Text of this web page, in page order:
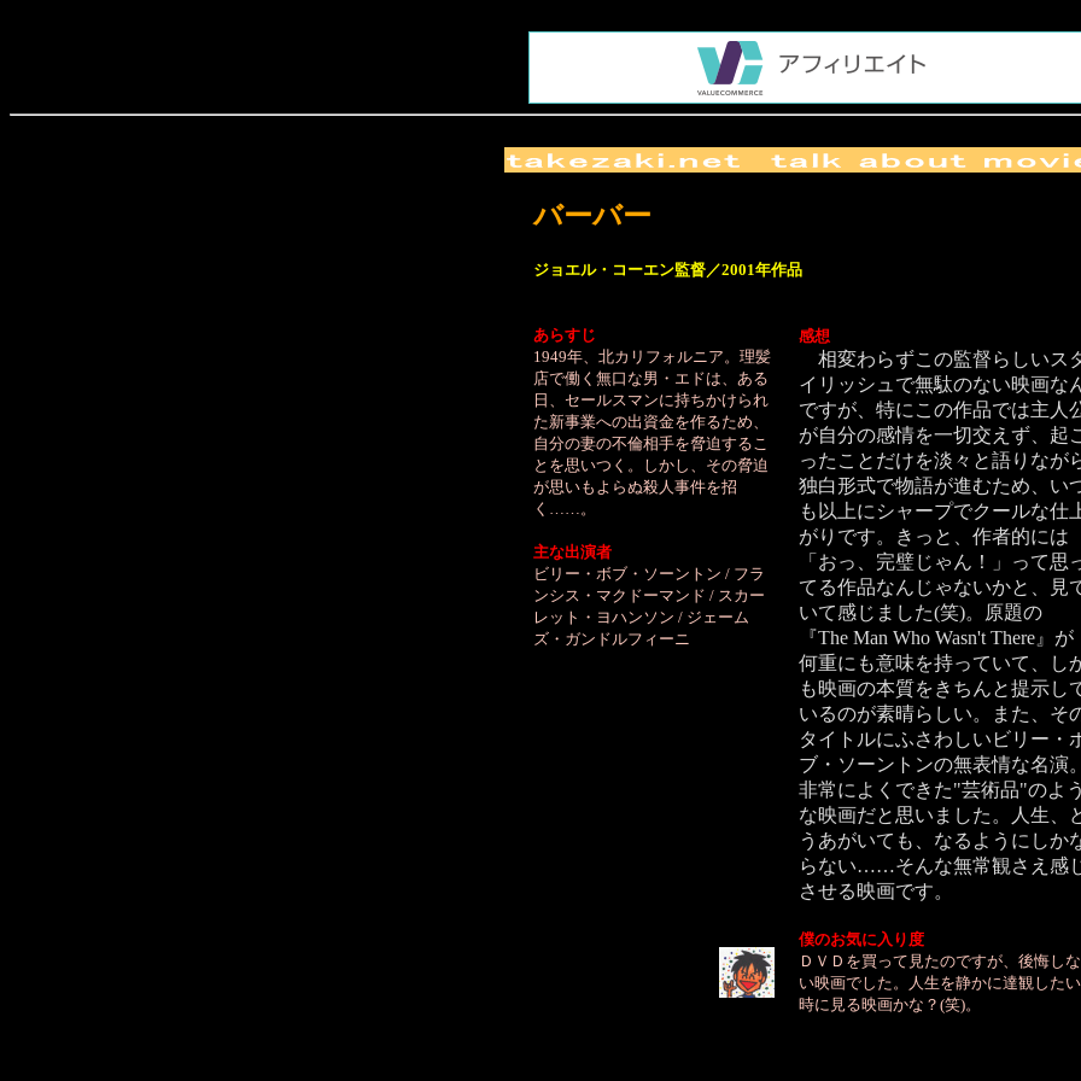
バーバー
ジョエル・コーエン監督／2001年作品
あらすじ
1949年、北カリフォルニア。理髪
店で働く無口な男・エドは、ある
日、セールスマンに持ちかけられ
た新事業への出資金を作るため、
自分の妻の不倫相手を脅迫するこ
とを思いつく。しかし、その脅迫
が思いもよらぬ殺人事件を招
く……。
主な出演者
ビリー・ボブ・ソーントン / フラ
ンシス・マクドーマンド / スカー
レット・ヨハンソン / ジェーム
ズ・ガンドルフィーニ
感想
相変わらずこの監督らしいス
イリッシュで無駄のない映画な
ですが、特にこの作品では主人
が自分の感情を一切交えず、起
ったことだけを淡々と語りなが
独白形式で物語が進むため、い
も以上にシャープでクールな仕
がりです。きっと、作者的には
「おっ、完璧じゃん！」って思
てる作品なんじゃないかと、見
いて感じました(笑)。原題の
『The Man Who Wasn't There』が
何重にも意味を持っていて、し
も映画の本質をきちんと提示し
いるのが素晴らしい。また、そ
タイトルにふさわしいビリー・
ブ・ソーントンの無表情な名演。
非常によくできた"芸術品"のよう
な映画だと思いました。人生、
うあがいても、なるようにしか
らない……そんな無常観さえ感
させる映画です。
僕のお気に入り度
ＤＶＤを買って見たのですが、後悔しな
い映画でした。人生を静かに達観したい
時に見る映画かな？(笑)。